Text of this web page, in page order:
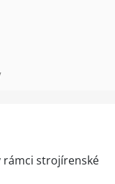
rámci strojírenské